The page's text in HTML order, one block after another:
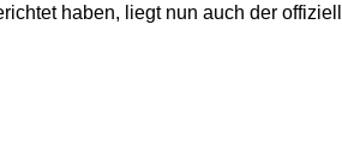
haben, liegt nun auch der